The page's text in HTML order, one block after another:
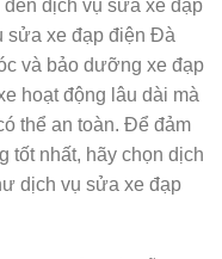
dịch vụ sửa xe đạp
sửa xe đạp điện Đà
và bảo dưỡng xe đạp
hoạt động lâu dài mà
thể an toàn. Để đảm
tốt nhất, hãy chọn dịch
dịch vụ sửa xe đạp